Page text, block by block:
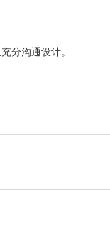
分沟通设计。